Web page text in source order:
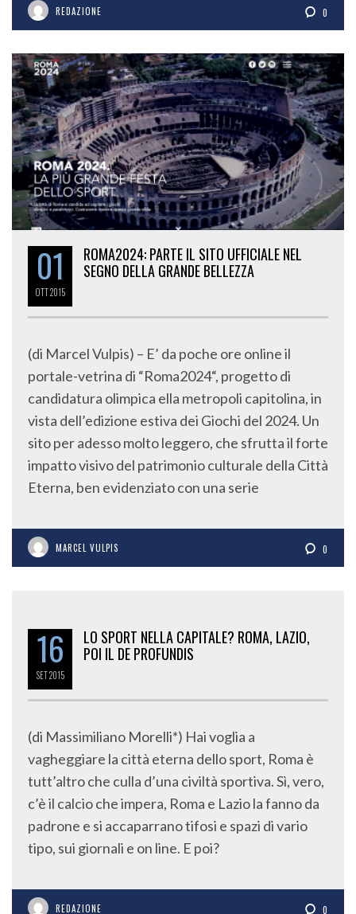
REDAZIONE 0
01
OTT2015
ROMA2024: PARTE IL SITO UFFICIALE NEL
SEGNO DELLA GRANDE BELLEZZA
(di Marcel Vulpis) – E’ da poche ore online il
portale-vetrina di “Roma2024“, progetto di
candidatura olimpica ella metropoli capitolina, in
vista dell’edizione estiva dei Giochi del 2024. Un
sito per adesso molto leggero, che sfrutta il forte
impatto visivo del patrimonio culturale della Città
Eterna, ben evidenziato con una serie
MARCEL VULPIS 0
16
SET2015
LO SPORT NELLA CAPITALE? ROMA, LAZIO,
POI IL DE PROFUNDIS
(di Massimiliano Morelli*) Hai voglia a
vagheggiare la città eterna dello sport, Roma è
tutt’altro che culla d’una civiltà sportiva. Sì, vero,
c’è il calcio che impera, Roma e Lazio la fanno da
padrone e si accaparrano tifosi e spazi di vario
tipo, sui giornali e on line. E poi?
REDAZIONE 0